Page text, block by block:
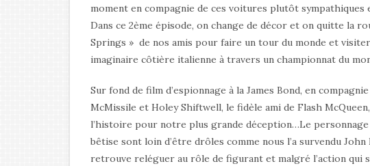
moment en compagnie de ces voitures plutôt sympathiques
Dans ce 2ème épisode, on change de décor et on quitte la
Springs » de nos amis pour faire un tour du monde et
imaginaire côtière italienne à travers un championnat du
Sur fond de film d’espionnage à la James Bond, en
McMissile et Holey Shiftwell, le fidèle ami de Flash
l’histoire pour notre plus grande déception…Le
bêtise sont loin d’être drôles comme nous l’a survendu
retrouve reléguer au rôle de figurant et malgré l’action qui